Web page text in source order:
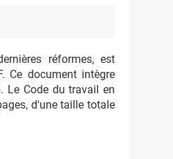
réformes, est
Ce document intègre
Le Code du travail en
d'une taille totale